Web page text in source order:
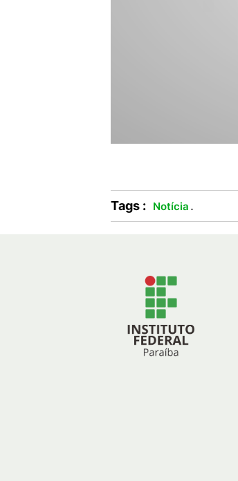
Tags : Notícia .